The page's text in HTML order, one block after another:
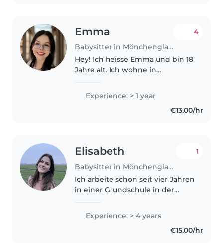
Emma
Babysitter in Mönchengladbach
4
Hey! Ich heisse Emma und bin 18
Jahre alt. Ich wohne in
durch Bus und Bahn auch stets
mobil. Wenn Sie auf der Suche
nach einem Babysitter sind und
Experience: > 1 year
€13.00/hr
Elisabeth
Babysitter in Mönchengladbach
1
Ich arbeite schon seit vier Jahren
in einer Grundschule in der
studiere seit einem Jahr Soziale
Arbeit. 🥰 Ich habe auch ab und
zu gebabysittet und schon
Experience: > 4 years
€15.00/hr